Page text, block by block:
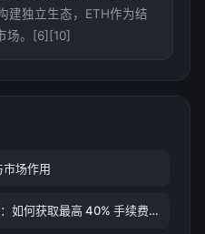
建独立生态，ETH作为结
场。[6][10]
场作用
如何获取最高 40% 手续费